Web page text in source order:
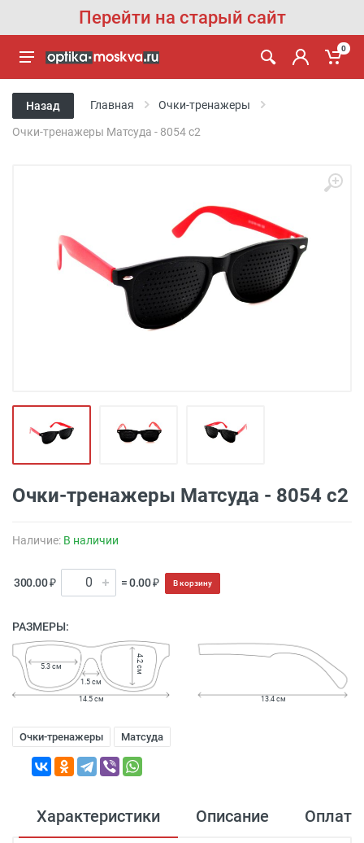
Перейти на старый сайт
0
Назад Главная Очки-тренажеры
Очки-тренажеры Матсуда - 8054 с2
Очки-тренажеры Матсуда - 8054 с2
Наличие: В наличии
300.00 ₽ = 0.00 ₽ В корзину
РАЗМЕРЫ:
1.5 см
5.3 см 4.2 см
14.5 см 13.4 см
Очки-тренажеры Матсуда
Характеристики Описание Оплата